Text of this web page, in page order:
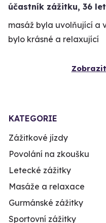
účastník zážitku, 36 let
masáž byla uvolňující a
bylo krásné a relaxující
KATEGORIE
Zážitkové jízdy
Povolání na zkoušku
Letecké zážitky
Masáže a relaxace
Gurmánské zážitky
Sportovní zážitky